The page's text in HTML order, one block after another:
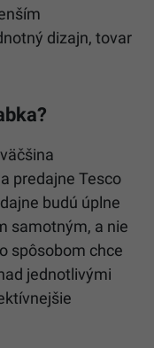
dizajn, tovar
predajne Tesco
budú úplne
samotným, a nie
spôsobom chce
jednotlivými